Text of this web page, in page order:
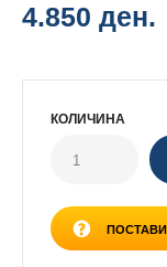
4.850 ден.
КОЛИЧИНА